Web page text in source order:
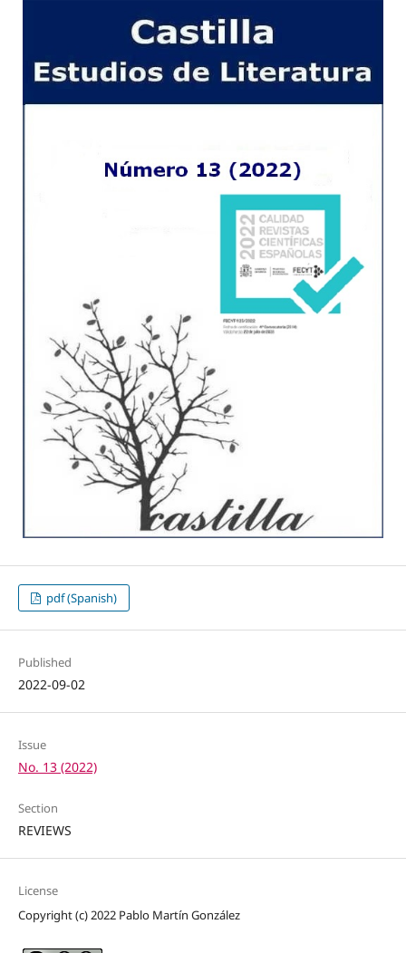
pdf (Spanish)
Published
2022-09-02
Issue
No. 13 (2022)
Section
REVIEWS
License
Copyright (c) 2022 Pablo Martín González